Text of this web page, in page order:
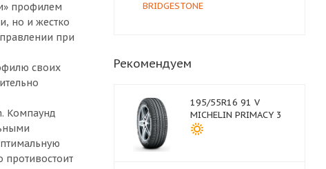
профилем
но и жестко
при
своих
Компаунд
противостоит
BRIDGESTONE
Рекомендуем
195/55R16 91 V
MICHELIN PRIMACY 3